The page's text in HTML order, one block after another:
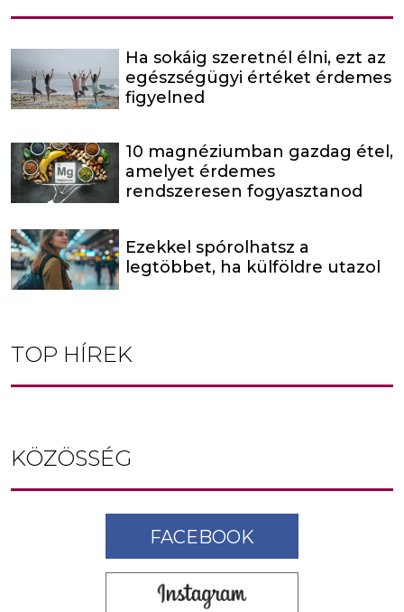
Ha sokáig szeretnél élni, ezt az
egészségügyi értéket érdemes
figyelned
10 magnéziumban gazdag étel,
amelyet érdemes
rendszeresen fogyasztanod
Ezekkel spórolhatsz a
legtöbbet, ha külföldre utazol
TOP HÍREK
KÖZÖSSÉG
FACEBOOK